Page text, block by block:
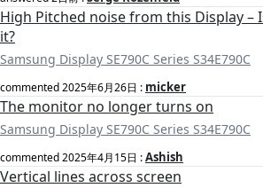
High Pitched noise from this Display –
it?
Samsung Display SE790C Series S34E790C
commented2025年6月26日 : micker
The monitor no longer turns on
Samsung Display SE790C Series S34E790C
commented2025年4月15日 :Ashish
Vertical lines across screen